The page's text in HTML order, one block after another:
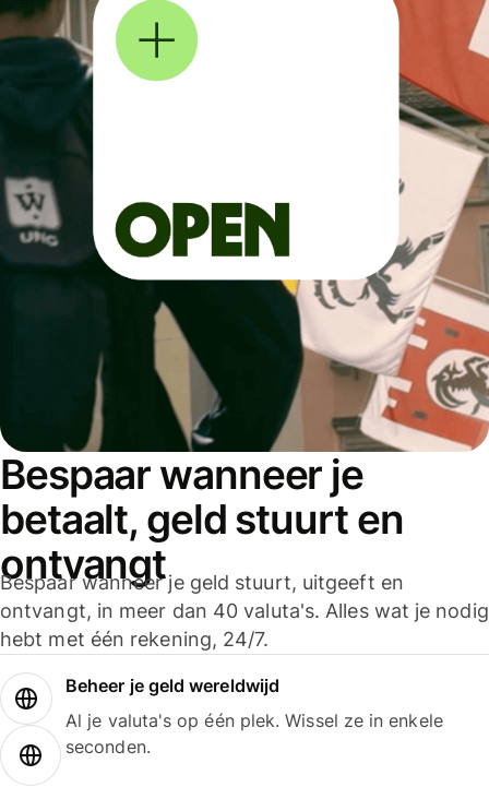
Bespaar wanneer je
betaalt, geld stuurt en
ontvangt
Bespaar wanneer je geld stuurt, uitgeeft en
ontvangt, in meer dan 40 valuta's. Alles wat je nodig
hebt met één rekening, 24/7.
Beheer je geld wereldwijd
Al je valuta's op één plek. Wissel ze in enkele
seconden.